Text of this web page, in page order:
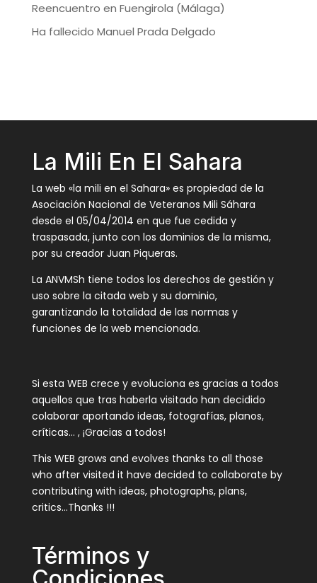
Reencuentro en Fuengirola (Málaga)
Ha fallecido Manuel Prada Delgado
La Mili En El Sahara
La web «la mili en el Sahara» es propiedad de la
Asociación Nacional de Veteranos Mili Sáhara
desde el 05/04/2014 en que fue cedida y
traspasada, junto con los dominios de la misma,
por su creador Juan Piqueras.
La ANVMSh tiene todos los derechos de gestión y
uso sobre la citada web y su dominio,
garantizando la totalidad de las normas y
funciones de la web mencionada.
Si esta WEB crece y evoluciona es gracias a todos
aquellos que tras haberla visitado han decidido
colaborar aportando ideas, fotografías, planos,
críticas… , ¡Gracias a todos!
This WEB grows and evolves thanks to all those
who after visited it have decided to collaborate by
contributing with ideas, photographs, plans,
critics…Thanks !!!
Términos y